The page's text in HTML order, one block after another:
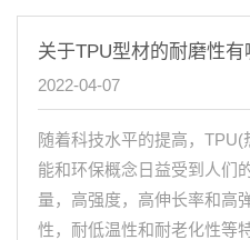
关于TPU型材的耐磨性有
2022-04-07
随着科技水平的提高，
能和环保概念日益受到人们
量，高强度，高伸长率和高
性，耐低温性和耐老化性等